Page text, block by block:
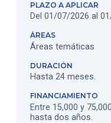
PLAZO A APLICAR
Del 01/07/2026 al
ÁREAS
Áreas temáticas
DURACIÓN
Hasta 24 meses.
FINANCIAMIENTO
Entre 15,000 y
hasta dos años.